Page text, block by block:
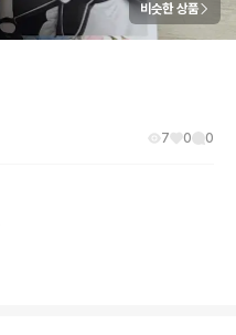
비슷한 상품
7 0 0